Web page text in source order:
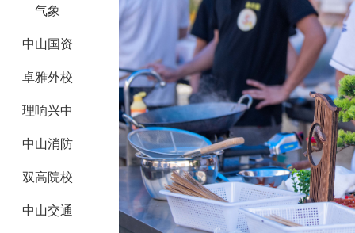
气象
中山国资
卓雅外校
理响兴中
中山消防
双高院校
中山交通